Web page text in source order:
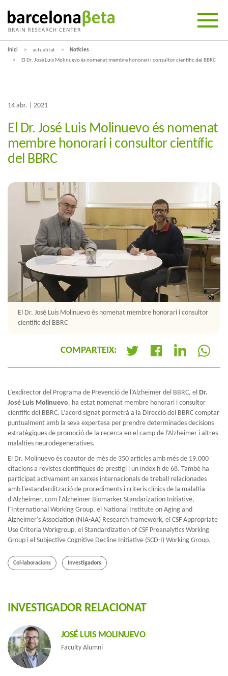
Inici actualitat
Noticies
El Dr. José Luis Molinuevo és nomenat membre honorari i consultor científic del BBRC
14 abr. | 2021
El Dr. José Luis Molinuevo és nomenat
membre honorari i consultor científic
del BBRC
El Dr. José Luis Molinuevo és nomenat membre honorari i consultor
científic del BBRC
COMPARTEIX:
L’exdirector del Programa de Prevenció de l’Alzheimer del BBRC, el Dr.
José Luis Molinuevo, ha estat nomenat membre honorari i consultor
científic del BBRC. L’acord signat permetrà a la Direcció del BBRC comptar
puntualment amb la seva expertesa per prendre determinades decisions
estratègiques de promoció de la recerca en el camp de l’Alzheimer i altres
malalties neurodegeneratives.
El Dr. Molinuevo és coautor de més de 350 articles amb més de 19.000
citacions a revistes científiques de prestigi i un índex h de 68. També ha
participat activament en xarxes internacionals de treball relacionades
amb l'estandardització de procediments i criteris clínics de la malaltia
d'Alzheimer, com l'Alzheimer Biomarker Standarization Initiative,
l’International Working Group, el National Institute on Aging and
Alzheimer's Association (NIA-AA) Research framework, el CSF Appropriate
Use Criteria Workgroup, el Standardization of CSF Preanalytics Working
Group i el Subjective Cognitive Decline Initiative (SCD-I) Working Group.
Col·laboracions Investigadors
INVESTIGADOR RELACIONAT
JOSÉ LUIS MOLINUEVO
Faculty Alumni